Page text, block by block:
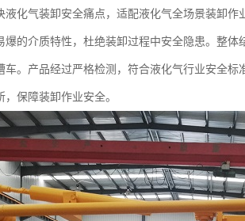
化气装卸安全痛点，适配液化气全场景装卸作
爆的介质特性，杜绝装卸过程中安全隐患。整
车。产品经过严格检测，符合液化气行业安全
保障装卸作业安全。